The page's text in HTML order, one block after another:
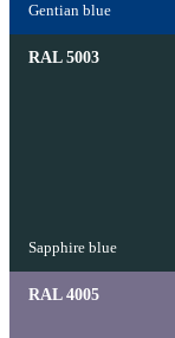
Gentian blue
RAL 5003
Sapphire blue
RAL 4005